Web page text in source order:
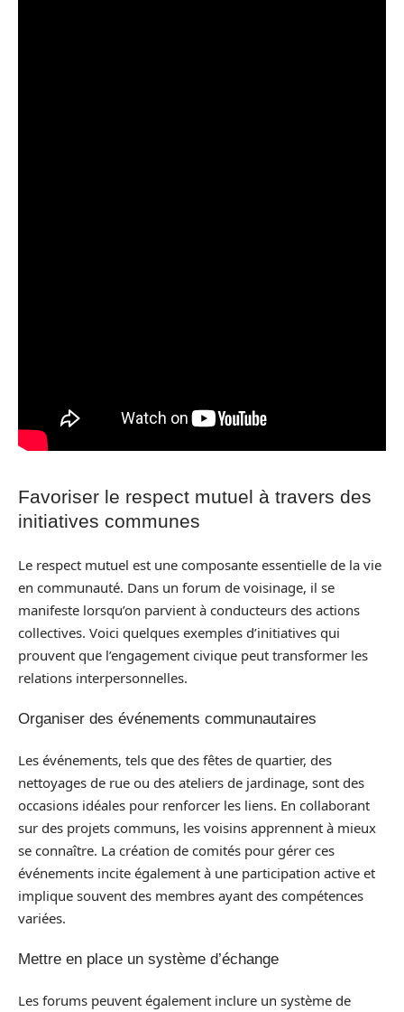
Favoriser le respect mutuel à travers des
initiatives communes
Le respect mutuel est une composante essentielle de la vie
en communauté. Dans un forum de voisinage, il se
manifeste lorsqu’on parvient à conducteurs des actions
collectives. Voici quelques exemples d’initiatives qui
prouvent que l’engagement civique peut transformer les
relations interpersonnelles.
Organiser des événements communautaires
Les événements, tels que des fêtes de quartier, des
nettoyages de rue ou des ateliers de jardinage, sont des
occasions idéales pour renforcer les liens. En collaborant
sur des projets communs, les voisins apprennent à mieux
se connaître. La création de comités pour gérer ces
événements incite également à une participation active et
implique souvent des membres ayant des compétences
variées.
Mettre en place un système d’échange
Les forums peuvent également inclure un système de